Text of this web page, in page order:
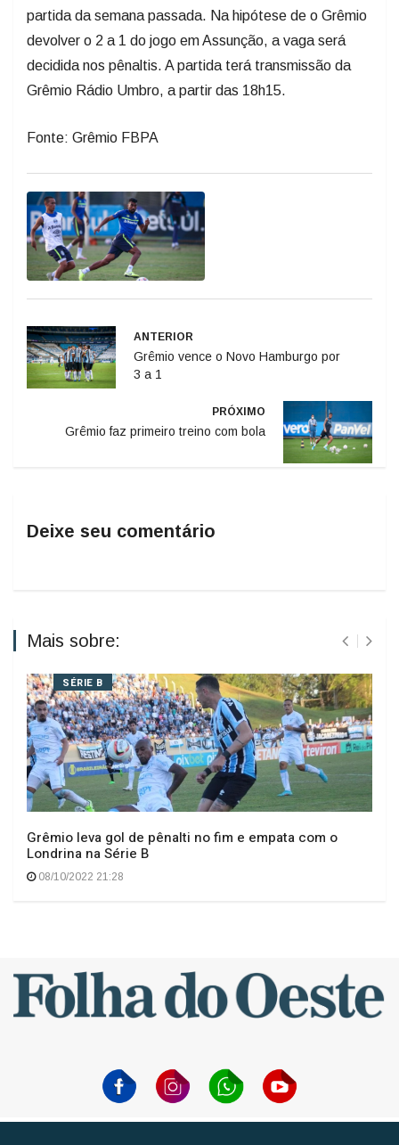
partida da semana passada. Na hipótese de o Grêmio
devolver o 2 a 1 do jogo em Assunção, a vaga será
decidida nos pênaltis. A partida terá transmissão da
Grêmio Rádio Umbro, a partir das 18h15.
Fonte: Grêmio FBPA
ANTERIOR
Grêmio vence o Novo Hamburgo por
3 a 1
PRÓXIMO
Grêmio faz primeiro treino com bola
Deixe seu comentário
Mais sobre:
SÉRIE B
Grêmio leva gol de pênalti no fim e empata com o
Londrina na Série B
08/10/2022 21:28